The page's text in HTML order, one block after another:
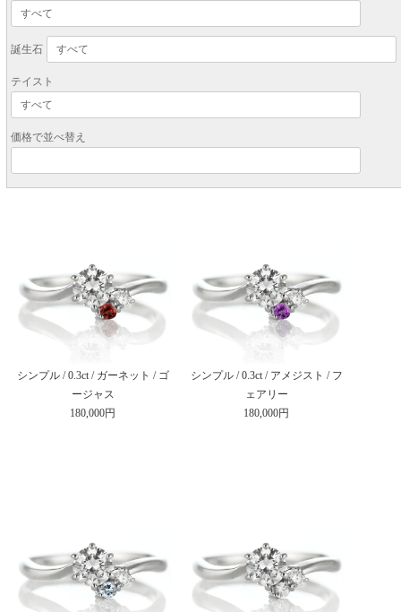
誕生石
テイスト
価格で並べ替え
シンプル / 0.3ct / ガーネット / ゴ
ージャス
180,000円
シンプル / 0.3ct / アメジスト / フ
ェアリー
180,000円